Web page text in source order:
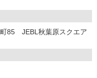
決定となります。
す。
受けいただきます。
85 JEBL秋葉原スクエア